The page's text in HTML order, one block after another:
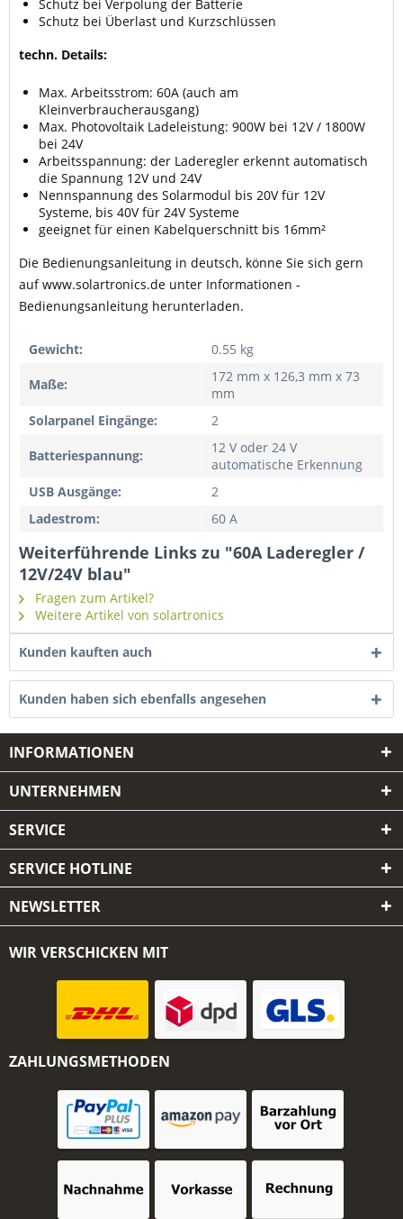
Schutz bei Verpolung der Batterie
Schutz bei Überlast und Kurzschlüssen
techn. Details:
Max. Arbeitsstrom: 60A (auch am
Kleinverbraucherausgang)
Max. Photovoltaik Ladeleistung: 900W bei 12V / 1800W
bei 24V
Arbeitsspannung: der Laderegler erkennt automatisch
die Spannung 12V und 24V
Nennspannung des Solarmodul bis 20V für 12V
Systeme, bis 40V für 24V Systeme
geeignet für einen Kabelquerschnitt bis 16mm²
Die Bedienungsanleitung in deutsch, könne Sie sich gern
auf www.solartronics.de unter Informationen -
Bedienungsanleitung herunterladen.
Gewicht: 0.55 kg
Maße:
172 mm x 126,3 mm x 73
mm
Solarpanel Eingänge:
2
Batteriespannung:
12 V oder 24 V
automatische Erkennung
USB Ausgänge:
2
Ladestrom:
60 A
Weiterführende Links zu "60A Laderegler /
12V/24V blau"
Fragen zum Artikel?
Weitere Artikel von solartronics
Kunden kauften auch
Kunden haben sich ebenfalls angesehen
INFORMATIONEN
UNTERNEHMEN
SERVICE
SERVICE HOTLINE
NEWSLETTER
WIR VERSCHICKEN MIT
ZAHLUNGSMETHODEN